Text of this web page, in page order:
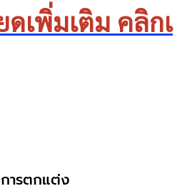
ดเพิ่มเติม คลิกเ
ารตกแต่ง